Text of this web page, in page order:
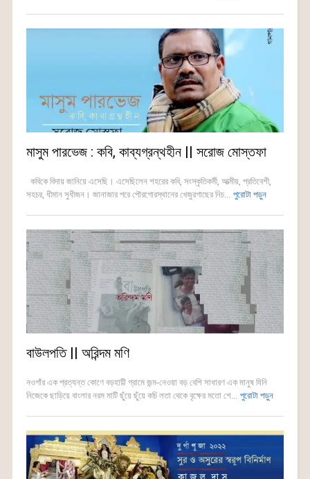
মাসুম পারভেজ : কবি, কাব্যগ্রন্থহীন || সরোজ মোস্তফা
কবিকে বিদায় জানিয়ে এসেছি। এসেছিলেন শহরের কবি, সংস্কৃতিকর্মী, আত্মীয়, প্রতিবেশী,
সহচর, ধীমান সুধীজন। জানাজার পরে পৌরগোরস্থানের খেজুরগাছের নিচ... পুরোটা পড়ুন
বাউলপতি || অরিন্দম মণি
নওগাঁর এক প্রত্যন্ত কোণে বড়হাট্টি গ্রামে জন্ম-নেওয়া বড় বেশি সাধারণ এক মানুষ যিনি
নিজেকে ছাড়িয়ে বাংলার নরম মাটি ছুঁয়ে ছুঁয়ে কচি লতা থেকে বৃক্ষের মতো শে... পুরোটা পড়ুন